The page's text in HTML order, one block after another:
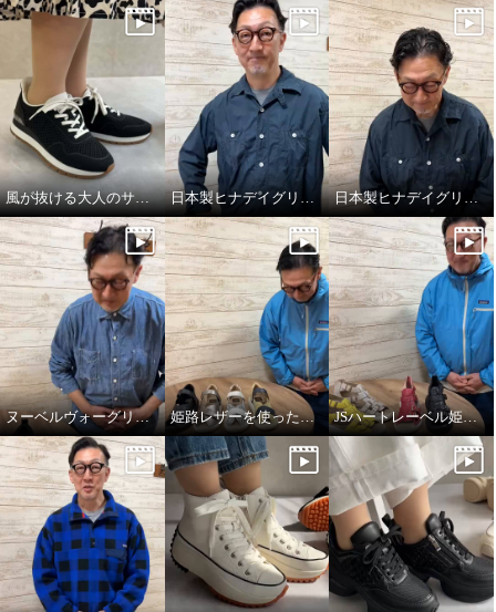
風が抜ける大人のサマースニーカー 日本製ヒナデイグリーンの履きやさが詰まったミュール 日本製ヒナデイグリーンの厚底ミュール
ヌーベルヴォーグリラックスのブレードスニーカー 姫路レザーを使った開閉式サンダル JSハートレーベル姫路レザーサンダル